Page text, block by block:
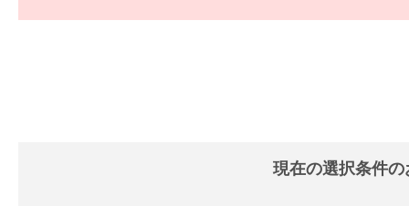
現在の選択条件